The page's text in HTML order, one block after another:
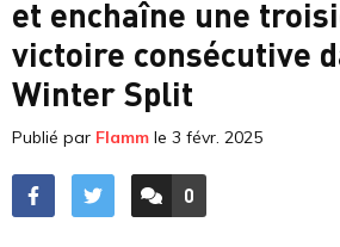
et enchaîne une
victoire consécutive
Winter Split
Publié par Flamm le 3 févr. 2025
ACCÉDER AUX
0
COMMENTAIRES